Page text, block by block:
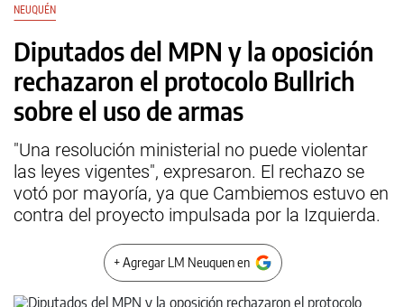
NEUQUÉN
Diputados del MPN y la oposición
rechazaron el protocolo Bullrich
sobre el uso de armas
"Una resolución ministerial no puede violentar
las leyes vigentes", expresaron. El rechazo se
votó por mayoría, ya que Cambiemos estuvo en
contra del proyecto impulsada por la Izquierda.
+ Agregar LM Neuquen en